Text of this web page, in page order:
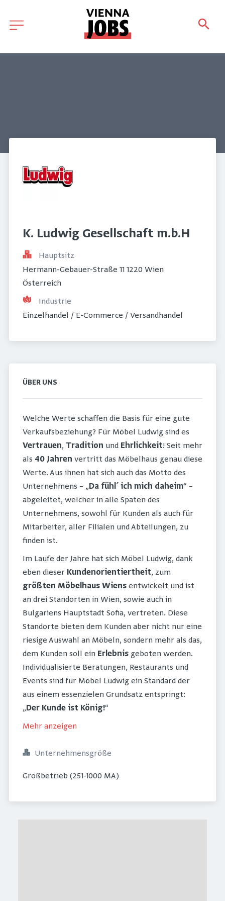
K. Ludwig Gesellschaft m.b.H
Hauptsitz
Hermann-Gebauer-Straße 11 1220 Wien
Österreich
Industrie
Einzelhandel / E-Commerce / Versandhandel
ÜBER UNS
Welche Werte schaffen die Basis für eine gute
Verkaufsbeziehung? Für Möbel Ludwig sind es
Vertrauen, Tradition und Ehrlichkeit! Seit mehr
als 40 Jahren vertritt das Möbelhaus genau diese
Werte. Aus ihnen hat sich auch das Motto des
Unternehmens – „Da fühl´ ich mich daheim“ –
abgeleitet, welcher in alle Spaten des
Unternehmens, sowohl für Kunden als auch für
Mitarbeiter, aller Filialen und Abteilungen, zu
finden ist.
Im Laufe der Jahre hat sich Möbel Ludwig, dank
eben dieser Kundenorientiertheit, zum
größten Möbelhaus Wiens entwickelt und ist
an drei Standorten in Wien, sowie auch in
Bulgariens Hauptstadt Sofia, vertreten. Diese
Standorte bieten dem Kunden aber nicht nur eine
riesige Auswahl an Möbeln, sondern mehr als das,
dem Kunden soll ein Erlebnis geboten werden.
Individualisierte Beratungen, Restaurants und
Events sind für Möbel Ludwig ein Standard der
aus einem essenzielen Grundsatz entspringt:
„Der Kunde ist König!“
Mehr anzeigen
Unternehmensgröße
Großbetrieb (251-1000 MA)